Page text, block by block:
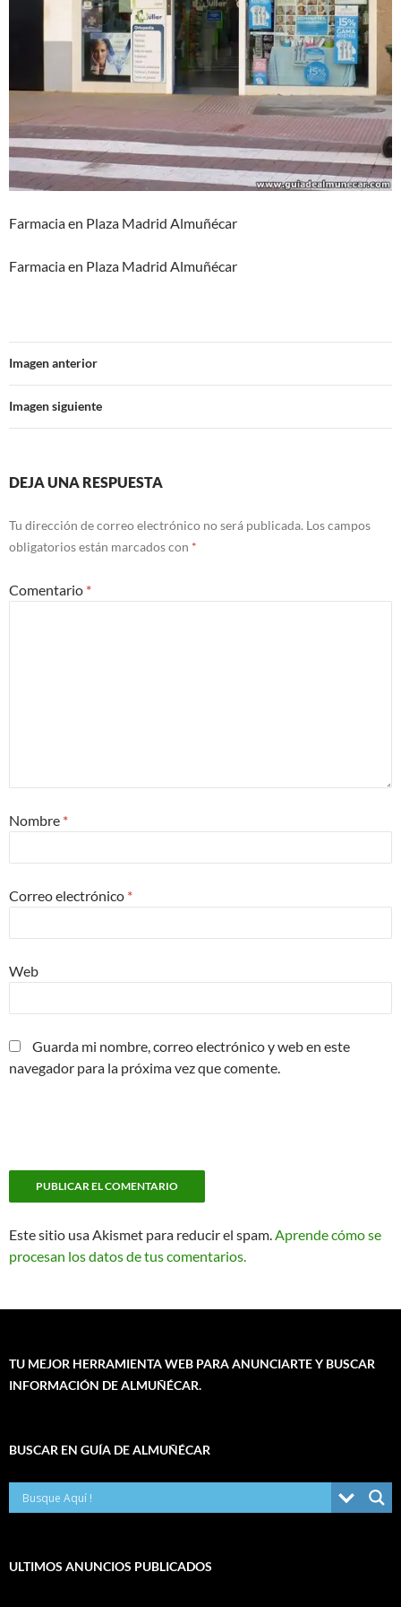
Farmacia en Plaza Madrid Almuñécar
Farmacia en Plaza Madrid Almuñécar
Imagen anterior
Imagen siguiente
DEJA UNA RESPUESTA
Tu dirección de correo electrónico no será publicada. Los campos
obligatorios están marcados con *
Comentario *
Nombre *
Correo electrónico *
Web
Guarda mi nombre, correo electrónico y web en este
navegador para la próxima vez que comente.
Este sitio usa Akismet para reducir el spam.Aprende cómo se
procesan los datos de tus comentarios.
TU MEJOR HERRAMIENTA WEB PARA ANUNCIARTE Y BUSCAR
INFORMACIÓN DE ALMUÑÉCAR.
BUSCAR EN GUÍA DE ALMUÑÉCAR
ULTIMOS ANUNCIOS PUBLICADOS